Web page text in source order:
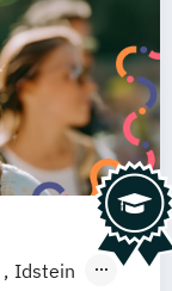
Idstein